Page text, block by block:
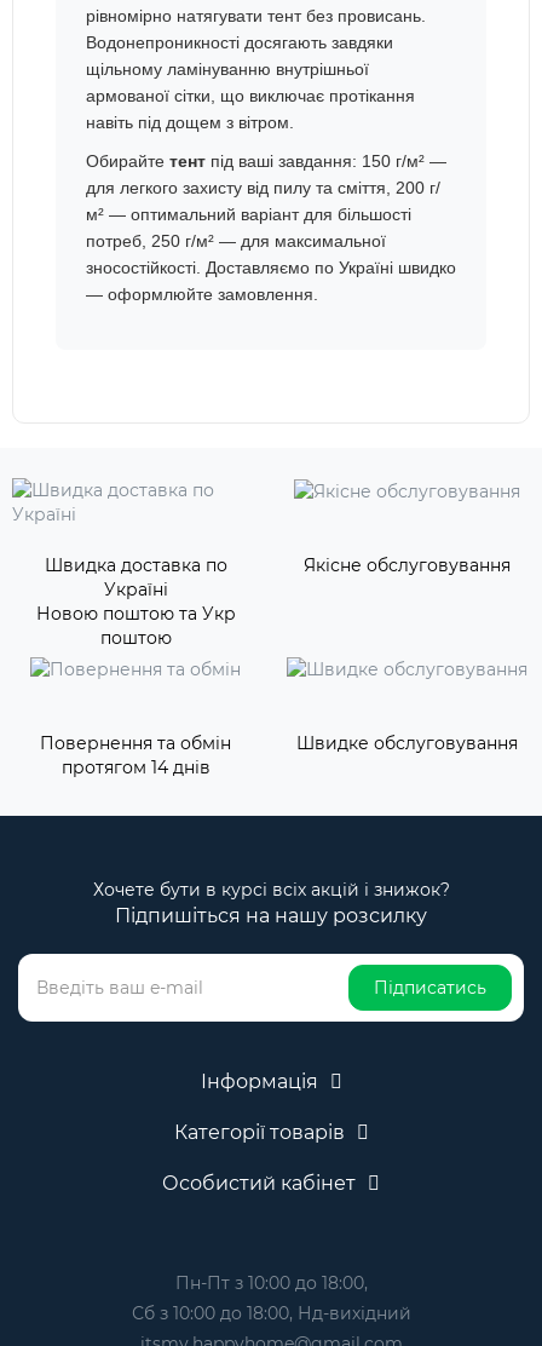
рівномірно натягувати тент без провисань.
Водонепроникності досягають завдяки
щільному ламінуванню внутрішньої
армованої сітки, що виключає протікання
навіть під дощем з вітром.
Обирайте тент під ваші завдання: 150 г/м² —
для легкого захисту від пилу та сміття, 200 г/
м² — оптимальний варіант для більшості
потреб, 250 г/м² — для максимальної
зносостійкості. Доставляємо по Україні швидко
— оформлюйте замовлення.
Швидка доставка по
Україні
Новою поштою та Укр
поштою
Якісне обслуговування
Повернення та обмін
протягом 14 днів
Швидке обслуговування
Хочете бути в курсі всіх акцій і знижок?
Підпишіться на нашу розсилку
Підписатись
Інформація
Категорії товарів
Особистий кабінет
Пн-Пт з 10:00 до 18:00,
Сб з 10:00 до 18:00, Нд-вихідний